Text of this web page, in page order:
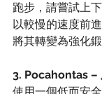
跑步，請嘗試上
以較慢的速度前
將其轉變為強化
3. Pocahontas –